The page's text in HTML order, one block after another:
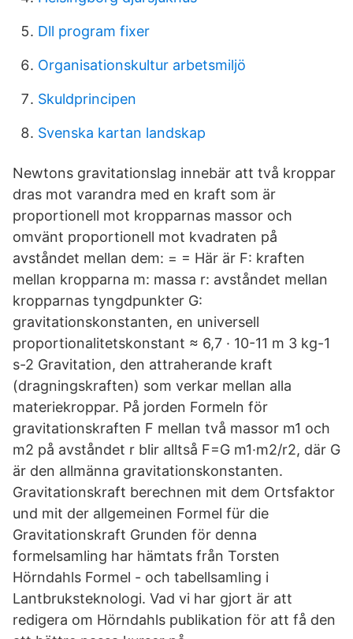
Dll program fixer
Organisationskultur arbetsmiljö
Skuldprincipen
Svenska kartan landskap
Newtons gravitationslag innebär att två kroppar
dras mot varandra med en kraft som är
proportionell mot kropparnas massor och
omvänt proportionell mot kvadraten på
avståndet mellan dem: = = Här är F: kraften
mellan kropparna m: massa r: avståndet mellan
kropparnas tyngdpunkter G:
gravitationskonstanten, en universell
proportionalitetskonstant ≈ 6,7 · 10-11 m 3 kg-1
s-2 Gravitation, den attraherande kraft
(dragningskraften) som verkar mellan alla
materiekroppar. På jorden Formeln för
gravitationskraften F mellan två massor m1 och
m2 på avståndet r blir alltså F=G m1·m2/r2, där G
är den allmänna gravitationskonstanten.
Gravitationskraft berechnen mit dem Ortsfaktor
und mit der allgemeinen Formel für die
Gravitationskraft Grunden för denna
formelsamling har hämtats från Torsten
Hörndahls Formel - och tabellsamling i
Lantbruksteknologi. Vad vi har gjort är att
redigera om Hörndahls publikation för att få den